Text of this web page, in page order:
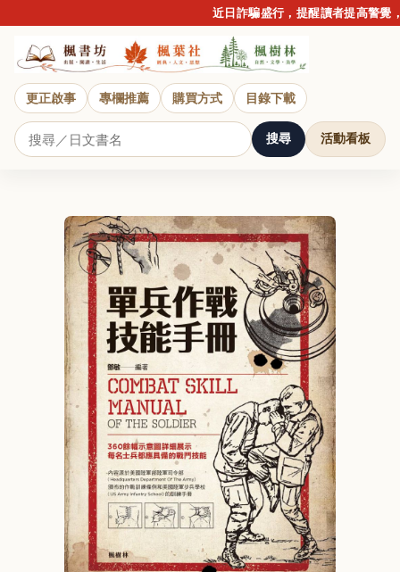
近日詐騙盛行，提醒讀者提高警覺
更正啟事 專欄推薦 購買方式 目錄下載
搜尋 活動看板